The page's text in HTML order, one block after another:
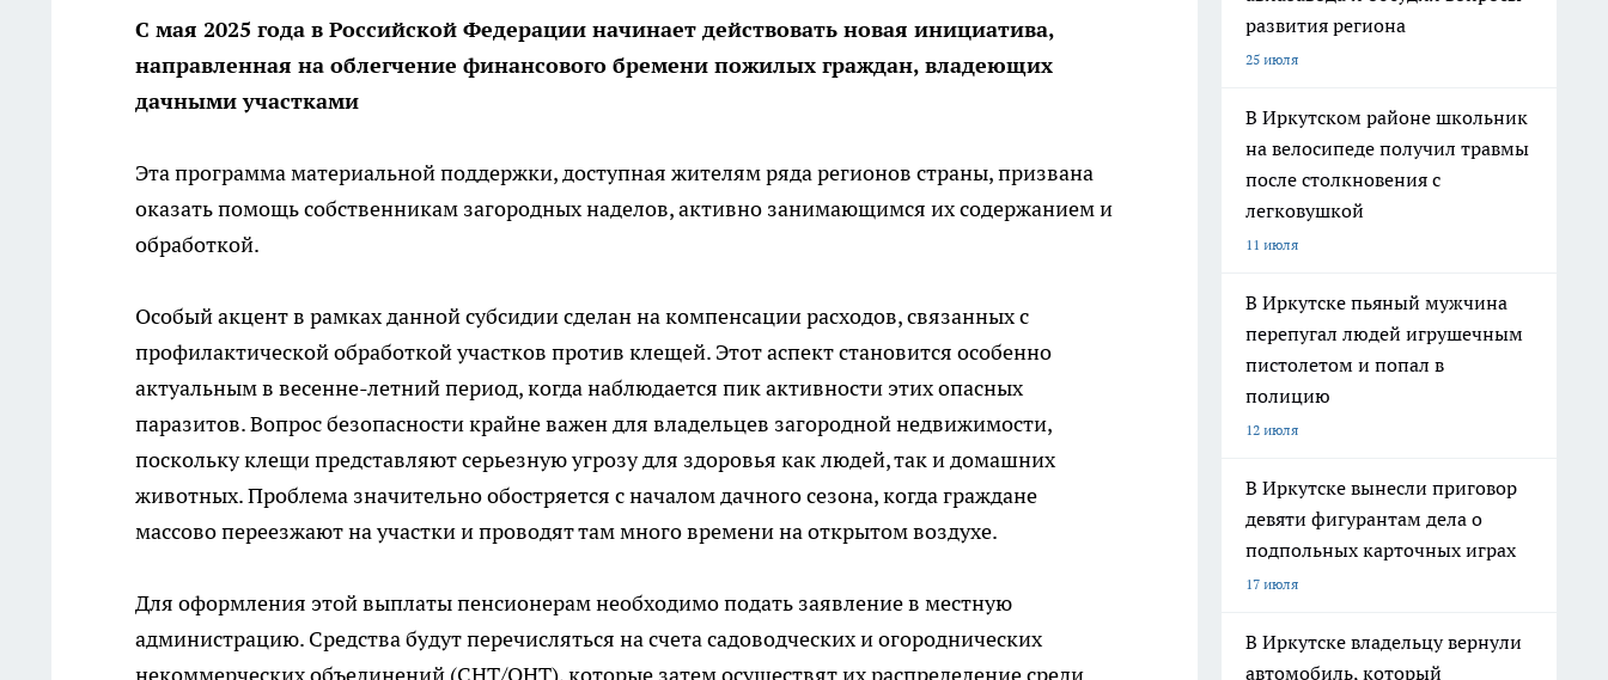
С мая 2025 года в Российской Федерации начинает действовать новая инициатива,
направленная на облегчение финансового бремени пожилых граждан, владеющих
дачными участками
Эта программа материальной поддержки, доступная жителям ряда регионов страны, призвана
оказать помощь собственникам загородных наделов, активно занимающимся их содержанием и
обработкой.
Особый акцент в рамках данной субсидии сделан на компенсации расходов, связанных с
профилактической обработкой участков против клещей. Этот аспект становится особенно
актуальным в весенне-летний период, когда наблюдается пик активности этих опасных
паразитов. Вопрос безопасности крайне важен для владельцев загородной недвижимости,
поскольку клещи представляют серьезную угрозу для здоровья как людей, так и домашних
животных. Проблема значительно обостряется с началом дачного сезона, когда граждане
массово переезжают на участки и проводят там много времени на открытом воздухе.
Для оформления этой выплаты пенсионерам необходимо подать заявление в местную
администрацию. Средства будут перечисляться на счета садоводческих и огороднических
развития региона
25 июля
В Иркутском районе школьник
на велосипеде получил травмы
после столкновения с
легковушкой
11 июля
В Иркутске пьяный мужчина
перепугал людей игрушечным
пистолетом и попал в
полицию
12 июля
В Иркутске вынесли приговор
девяти фигурантам дела о
подпольных карточных играх
17 июля
В Иркутске владельцу вернули
автомобиль, который